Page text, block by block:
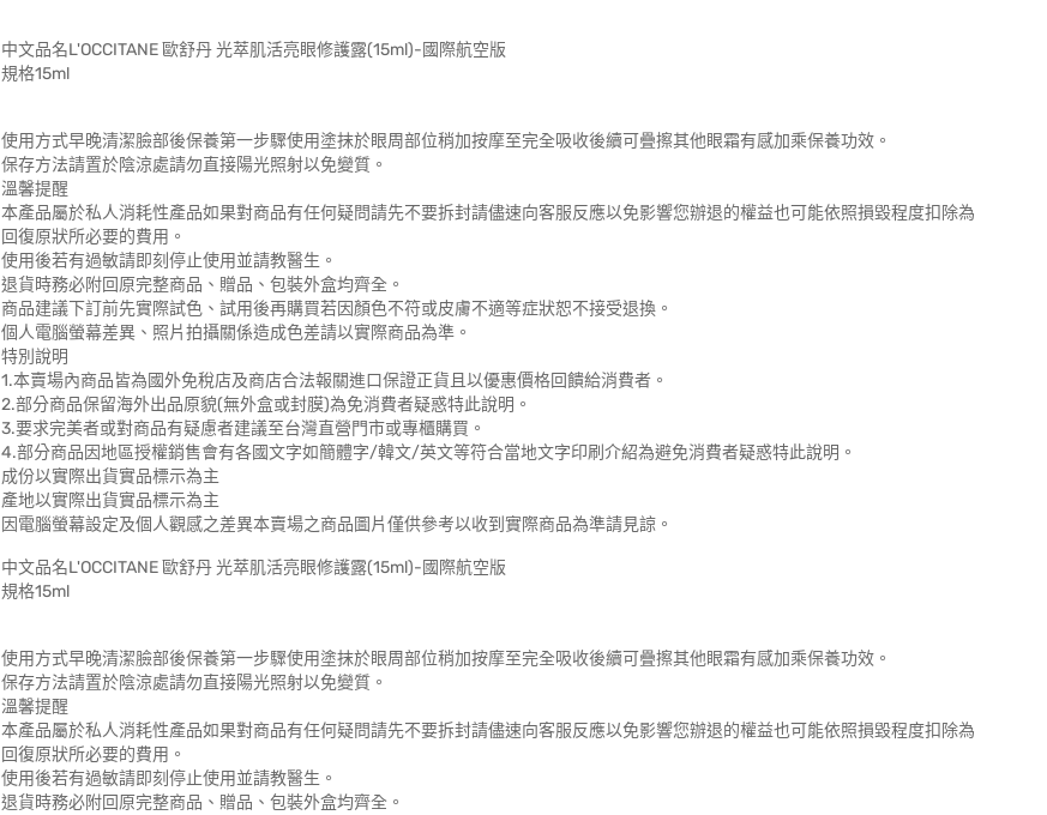
中文品名L'OCCITANE 歐舒丹 光萃肌活亮眼修護露(15ml)-國際航空版
規格15ml
使用方式早晚清潔臉部後保養第一步驟使用塗抹於眼周部位稍加按摩至完全吸收後續可疊擦其他眼霜有感加乘保養功效。
保存方法請置於陰涼處請勿直接陽光照射以免變質。
溫馨提醒
本產品屬於私人消耗性產品如果對商品有任何疑問請先不要拆封請儘速向客服反應以免影響您辦退的權益也可能依照損毀程度扣除為
回復原狀所必要的費用。
使用後若有過敏請即刻停止使用並請教醫生。
退貨時務必附回原完整商品、贈品、包裝外盒均齊全。
商品建議下訂前先實際試色、試用後再購買若因顏色不符或皮膚不適等症狀恕不接受退換。
個人電腦螢幕差異、照片拍攝關係造成色差請以實際商品為準。
特別說明
1.本賣場內商品皆為國外免稅店及商店合法報關進口保證正貨且以優惠價格回饋給消費者。
2.部分商品保留海外出品原貌(無外盒或封膜)為免消費者疑惑特此說明。
3.要求完美者或對商品有疑慮者建議至台灣直營門市或專櫃購買。
4.部分商品因地區授權銷售會有各國文字如簡體字/韓文/英文等符合當地文字印刷介紹為避免消費者疑惑特此說明。
成份以實際出貨實品標示為主
產地以實際出貨實品標示為主
因電腦螢幕設定及個人觀感之差異本賣場之商品圖片僅供參考以收到實際商品為準請見諒。
中文品名L'OCCITANE 歐舒丹 光萃肌活亮眼修護露(15ml)-國際航空版
規格15ml
使用方式早晚清潔臉部後保養第一步驟使用塗抹於眼周部位稍加按摩至完全吸收後續可疊擦其他眼霜有感加乘保養功效。
保存方法請置於陰涼處請勿直接陽光照射以免變質。
溫馨提醒
本產品屬於私人消耗性產品如果對商品有任何疑問請先不要拆封請儘速向客服反應以免影響您辦退的權益也可能依照損毀程度扣除為
回復原狀所必要的費用。
使用後若有過敏請即刻停止使用並請教醫生。
退貨時務必附回原完整商品、贈品、包裝外盒均齊全。